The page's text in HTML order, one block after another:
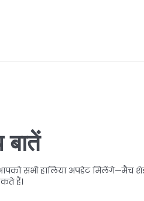
सभी हालिया अपडेट मिलेंगे—मैच
हैं।